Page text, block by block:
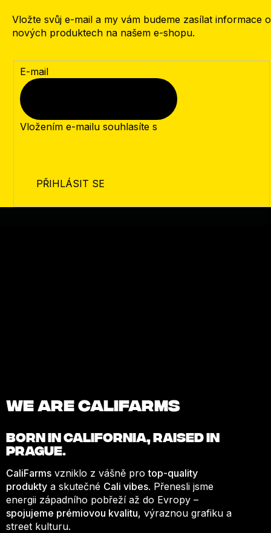
Vložte svůj e-mail a my vám budeme zasílat informace o
nových produktech na našem e-shopu.
E-mail
Vložením e-mailu souhlasíte s
PŘIHLÁSIT SE
We are Califarms
BORN INCALIFORNIA, RAISED IN
PRAGUE.
CaliFarms vzniklo z vášně protop-quality
produkty a skutečné Cali vibes. Přenesli jsme
energii západního pobřeží až do Evropy –
spojujeme prémiovou kvalitu, výraznou grafiku a
street kulturu.